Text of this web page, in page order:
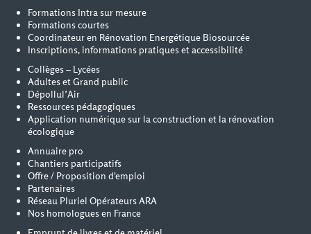
Formations Intra sur mesure
Formations courtes
Coordinateur en Rénovation Energétique Biosourcée
Inscriptions, informations pratiques et accessibilité
Collèges – Lycées
Adultes et Grand public
Dépollul’Air
Ressources pédagogiques
Application numérique sur la construction et la rénovation
écologique
Annuaire pro
Chantiers participatifs
Offre / Proposition d'emploi
Partenaires
Réseau Pluriel Opérateurs ARA
Nos homologues en France